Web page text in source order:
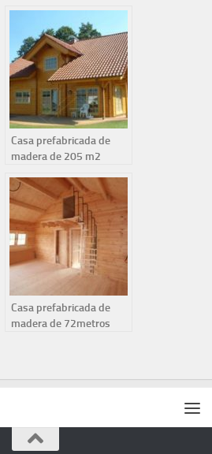
Casa prefabricada de
madera de 205 m2
Casa prefabricada de
madera de 72metros